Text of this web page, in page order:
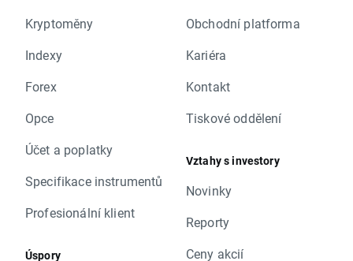
Kryptoměny
Indexy
Forex
Opce
Účet a poplatky
Specifikace instrumentů
Profesionální klient
Úspory
Obchodní platforma
Kariéra
Kontakt
Tiskové oddělení
Vztahy s investory
Novinky
Reporty
Ceny akcií